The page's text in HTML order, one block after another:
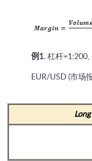
例1. 杠杆=1:200,
EUR/USD (市场
Long